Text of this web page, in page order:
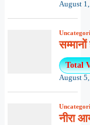
August
Total
August
नीरा